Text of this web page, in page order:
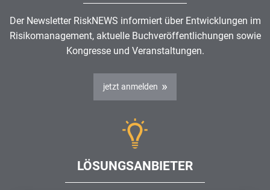
Der Newsletter RiskNEWS informiert über Entwicklungen im
Risikomanagement, aktuelle Buchveröffentlichungen sowie
Kongresse und Veranstaltungen.
jetzt anmelden
LÖSUNGSANBIETER